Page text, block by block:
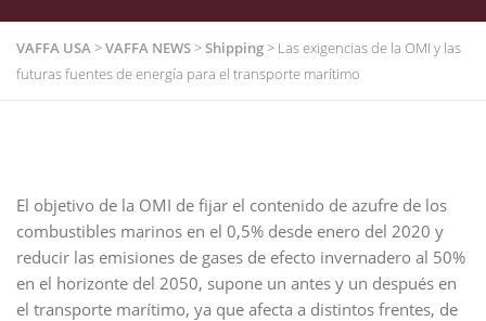
VAFFA USA>VAFFA NEWS>Shipping> Las exigencias de la OMI y las
futuras fuentes de energía para el transporte marítimo
El objetivo de la OMI de fijar el contenido de azufre de los
combustibles marinos en el 0,5% desde enero del 2020 y
reducir las emisiones de gases de efecto invernadero al 50%
en el horizonte del 2050, supone un antes y un después en
el transporte marítimo, ya que afecta a distintos frentes, de